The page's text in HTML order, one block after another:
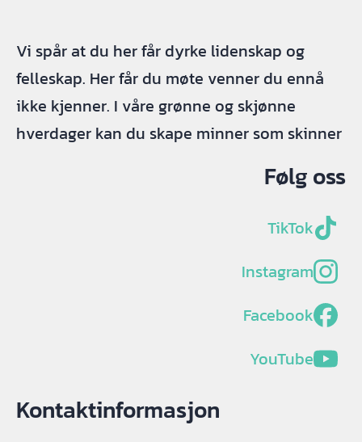
Vi spår at du her får dyrke lidenskap og
felleskap. Her får du møte venner du ennå
ikke kjenner. I våre grønne og skjønne
hverdager kan du skape minner som skinner
Følg oss
TikTok
Instagram
Facebook
YouTube
Kontaktinformasjon